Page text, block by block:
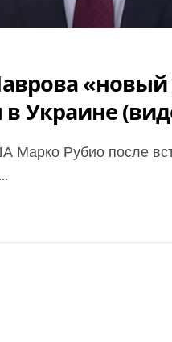
Украине